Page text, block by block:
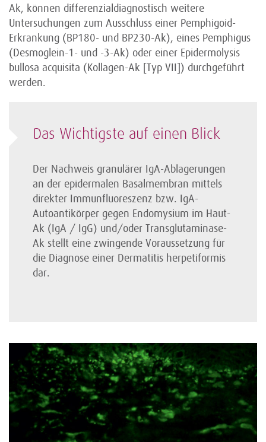
Ak, können differenzialdiagnostisch weitere
Untersuchungen zum Ausschluss einer Pemphigoid-
Erkrankung (BP180- und BP230-Ak), eines Pemphigus
(Desmoglein-1- und -3-Ak) oder einer Epidermolysis
bullosa acquisita (Kollagen-Ak ­[Typ VII]) durchgeführt
werden.
Das Wichtigste auf einen Blick
Der Nachweis granulärer IgA-Ablagerungen
an der epidermalen Basalmembran mittels
direkter Immunfluoreszenz bzw. IgA-
Autoantikörper gegen Endomysium im Haut-
Ak (IgA / IgG) und/oder Transglutaminase-
Ak stellt eine zwingende Voraussetzung für
die Diagnose einer Dermatitis herpetiformis
dar.